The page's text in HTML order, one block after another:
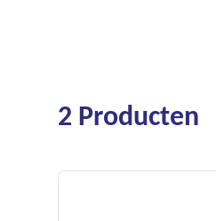
2 Producten